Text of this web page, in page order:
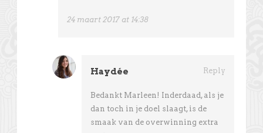
24 maart 2017 at 14:38
Haydée Reply
Bedankt Marleen! Inderdaad, als je
dan toch in je doel slaagt, is de
smaak van de overwinning extra